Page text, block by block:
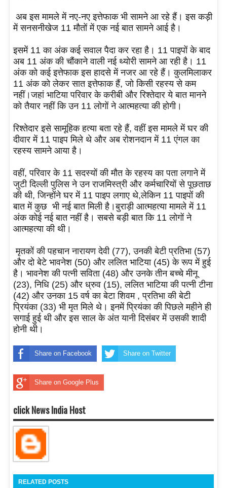
अब इस मामले में नए-नए इत्तेफाक भी सामने आ रहे हैं। इस कड़ी
में सनसनीखेज 11 मौतों में एक नई बात सामने आई है।
इसमें 11 का अंक कई सवाल पैदा कर रहा है। 11 पाइपों के बाद
अब 11 अंक की चौंकाने वाली नई थ्योरी सामने आ रही है। 11
अंक को कई इत्तेफाक इस हादसे में नजर आ रहे हैं। कुलमिलाकर
11 अंक को लेकर सात इत्तेफाक हैं, जो किसी रहस्य से कम
नहीं।जहां भाटिया परिवार के करीबी और रिश्तेदार ये बात मानने
को तैयार नहीं कि उन 11 लोगों ने आत्महत्या की होगी।
रिश्तेदार इसे सामूहिक हत्या बता रहे हैं, वहीं इस मामले में घर की
दीवार में 11 पाइप मिले थे और अब रोशनदान में 11 एंगल का
रहस्‍य सामने आया है।
वहीं, परिवार के 11 सदस्यों की मौत के रहस्य का पता लगाने में
जुटी दिल्ली पुलिस ने उन राजमिस्त्री और कर्मचारियों से पूछताछ
की थी, जिन्होंने घर में 11 पाइप लगाए थे,लेकिन 11 पाइपों की
बात में कुछ भी नई बात मिली है।बुराड़ी आत्महत्या मामले में 11
अंक कोई नई बात नहीं है। सबसे बड़ी बात कि 11 लोगों ने
आत्महत्या की थी।
मृतकों की पहचान नारायण देवी (77), उनकी बेटी प्रतिभा (57)
और दो बेटे भावनेश (50) और ललित भाटिया (45) के रूप में हुई
है। भावनेश की पत्नी सविता (48) और उनके तीन बच्चे मीनू
(23), निधि (25) और ध्रुव (15), ललित भाटिया की पत्नी टीना
(42) और उनका 15 वर्ष का बेटा शिवम , प्रतिभा की बेटी
प्रियंका (33) भी मृत मिले थे। इनमें प्रियंका की पिछले महीने ही
सगाई हुई थी और इस साल के अंत यानी दिसंबर में उसकी शादी
होनी थी।
Share on Facebook Share on Twitter
Share on Google Plus
click News India Host
RELATED POSTS